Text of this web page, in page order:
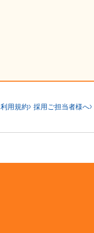
利用規約 採用ご担当者様へ